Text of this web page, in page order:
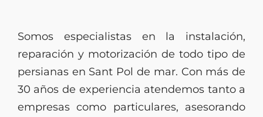
Somos especialistas en la instalación,
reparación y motorización de todo tipo de
persianas en Sant Pol de mar. Con más de
30 años de experiencia atendemos tanto a
empresas como particulares, asesorando